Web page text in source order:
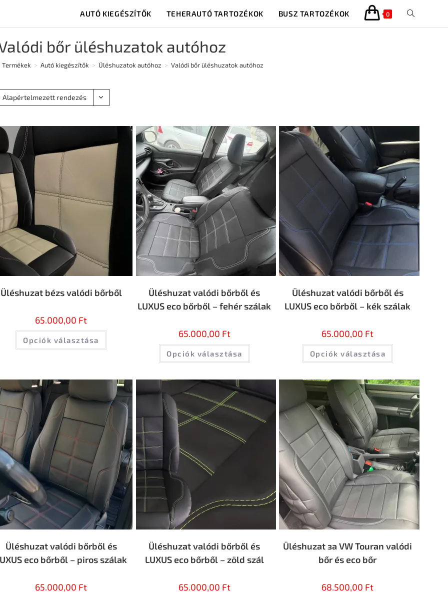
AUTÓ KIEGÉSZÍTŐK TEHERAUTÓ TARTOZÉKOK BUSZ TARTOZÉKOK 0
bőr üléshuzatok autóhoz
Termékek > Autó kiegészítők > Üléshuzatok autóhoz > Valódi bőr üléshuzatok autóhoz
Alapértelmezett rendezés
Üléshuzat bézs valódi bőrből
65.000,00 Ft
Opciók választása
Üléshuzat valódi bőrből és
LUXUS eco bőrből – fehér szálak
65.000,00 Ft
Opciók választása
Üléshuzat valódi bőrből és
LUXUS eco bőrből – kék szálak
65.000,00 Ft
Opciók választása
Üléshuzat valódi bőrből és
eco bőrből – piros szálak
65.000,00 Ft
Üléshuzat valódi bőrből és
LUXUS eco bőrből – zöld szál
65.000,00 Ft
Üléshuzat за VW Touran valódi
bőr és eco bőr
68.500,00 Ft